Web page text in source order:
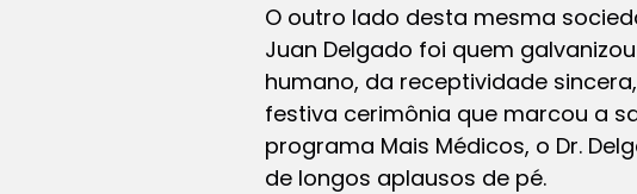
O outro lado desta mesma
Juan Delgado foi quem
humano, da receptividade
festiva cerimônia que marcou a
programa Mais Médicos, o Dr.
de longos aplausos de pé.